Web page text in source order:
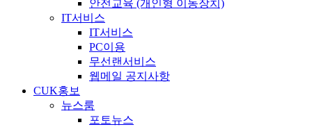
안전교육 (개인형 이동장치)
IT서비스
IT서비스
PC이용
무선랜서비스
웹메일 공지사항
CUK홍보
뉴스룸
포토뉴스